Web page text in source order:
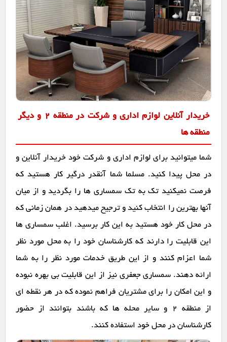
خریدار آنلاین لوازم اداری و شرکت در منطقه 2 و دیگر
منطقه ها
شما میتوانید برای لوازم اداری و شرکت خود خریدار آنلاین و
در محل پیدا کنید. مسلما شما آنقدر درگیر کار هستید که
فرصت نمیکنید تک به تک سمساری ها را بگردید و از میان
آنها بهترین را انتخاب کنید و ترجیح میدهید در همان زمانی که
در محل کار خود هستید به این کار برسید. اغلب سمساری ها
این قابلیت را دارند که کارشناسان خود را به محل مورد نظر
شما اعزام کنند و از این طریق خدمات مورد نظر را به شما
ارائه دهند. سمساری جعفری نیز از این قابلیت بی بهره نبوده
و این امکان را برای مشتریان فراهم نموده که در هر نقطه ای
از منطقه 2 و سایر محله ها که باشند بتوانند از حضور
کارشناسان در محل خود استفاده کنند.